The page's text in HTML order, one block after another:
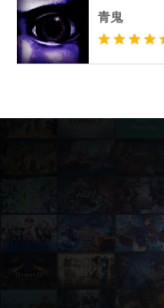
青鬼